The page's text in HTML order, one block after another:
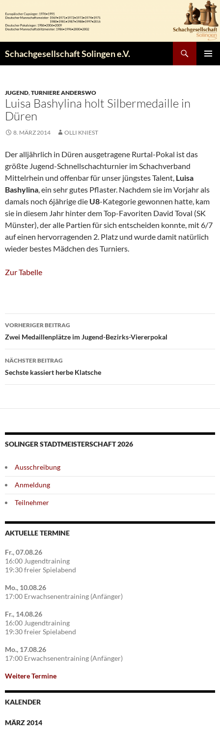
Inhalt
springen
Schachgesellschaft Solingen e.V.
JUGEND,TURNIERE ANDERSWO
Luisa Bashylina holt Silbermedaille in
Düren
8. MÄRZ 2014 OLLI KNIEST
Der alljährlich in Düren ausgetragene Rurtal-Pokal ist das
größte Jugend-Schnellschachturnier im Schachverband
Mittelrhein und offenbar für unser jüngstes Talent, Luisa
Bashylina, ein sehr gutes Pflaster. Nachdem sie im Vorjahr als
damals noch 6jährige die U8-Kategorie gewonnen hatte, kam
sie in diesem Jahr hinter dem Top-Favoriten David Toval (SK
Münster), der alle Partien für sich entscheiden konnte, mit 6/7
auf einen hervorragenden 2. Platz und wurde damit natürlich
wieder bestes Mädchen des Turniers.
Zur Tabelle
Beitragsnavigation
VORHERIGER BEITRAG
Zwei Medaillenplätze im Jugend-Bezirks-Viererpokal
NÄCHSTER BEITRAG
Sechste kassiert herbe Klatsche
SOLINGER STADTMEISTERSCHAFT 2026
Ausschreibung
Anmeldung
Teilnehmer
AKTUELLE TERMINE
Fr., 07.08.26
16:00 Jugendtraining
19:30 freier Spielabend
Mo., 10.08.26
17:00 Erwachsenentraining (Anfänger)
Fr., 14.08.26
16:00 Jugendtraining
19:30 freier Spielabend
Mo., 17.08.26
17:00 Erwachsenentraining (Anfänger)
Weitere Termine
KALENDER
MÄRZ 2014